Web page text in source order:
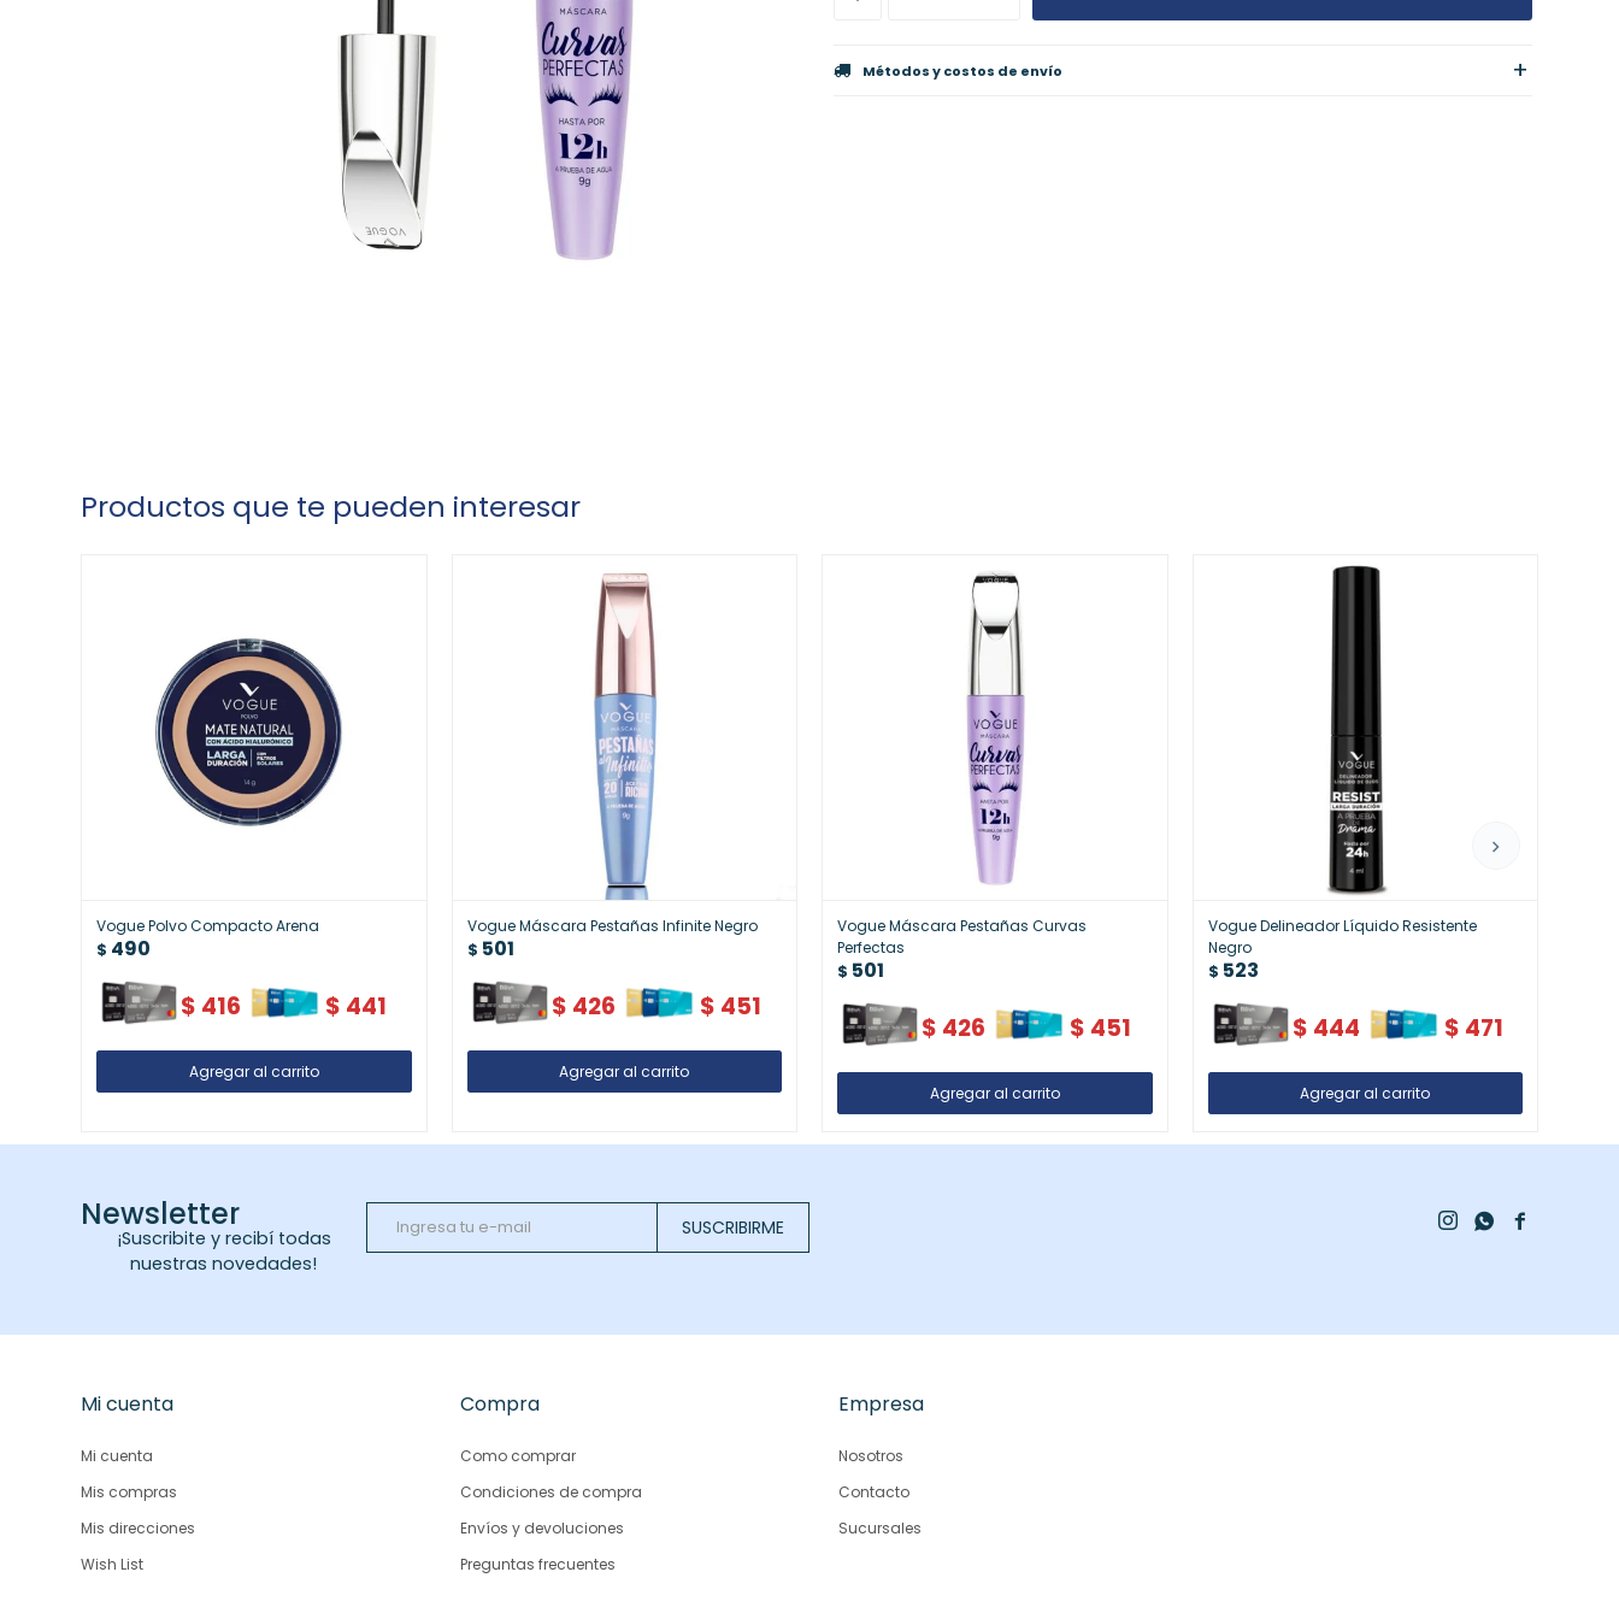
Métodos y costos de envío
Productos que te pueden interesar
Vogue Polvo Compacto Arena
$ 490
$ 416 $ 441
Vogue Máscara Pestañas Infinite Negro
$ 501
$ 426 $ 451
Vogue Máscara Pestañas Curvas
Perfectas
$ 501
$ 426 $ 451
Vogue Delineador Líquido Resistente
Negro
$ 523
$ 444 $ 471
Newsletter
¡Suscribite y recibí todas
nuestras novedades!
SUSCRIBIRME 
 
Mi cuenta
Mi cuenta
Mis compras
Mis direcciones
Wish List
Compra
Como comprar
Condiciones de compra
Envíos y devoluciones
Preguntas frecuentes
Empresa
Nosotros
Contacto
Sucursales